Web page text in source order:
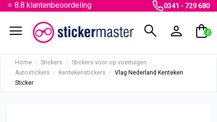
⭐ 8.8 klantenbeoordeling 0341 - 729 680
menu search person shopping_bag
0
Home Stickers
Stickers voor op voertuigen
Autostickers
Kentekenstickers
Vlag Nederland Kenteken
Sticker